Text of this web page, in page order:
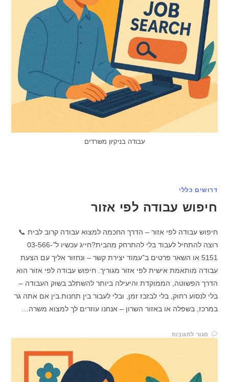
עבודה בניקיון משרדים
דרושים כללי
חיפוש עבודה לפי אזור
חיפוש עבודה לפי אזור – הדרך החכמה למצוא עבודה קרוב לבית 📞
רוצה להתחיל לעבוד בלי להתרחק מהבית?חייג עכשיו ל־03-566-
5151 או השאר פרטים ב־עמוד יצירת קשר – ונחזור אליך עם הצעת
עבודה מותאמת אישית לפי אזור מגוריך. חיפוש עבודה לפי אזור הוא
הדרך הפשוטה, הממוקדת והיעילה ביותר להשתלב בשוק העבודה –
בלי לנסוע רחוק, בלי לבזבז זמן, ובלי לעבור בין תחנות.בין אם אתה גר
במרכז, בשפלה או באזור השרון – אנחנו עוזרים לך למצוא משרה…
סגור לתגובות